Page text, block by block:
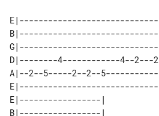
D|--------4------------4--2---
A|--2--5-----2--2--
E|-----------------|
B|-----------------|